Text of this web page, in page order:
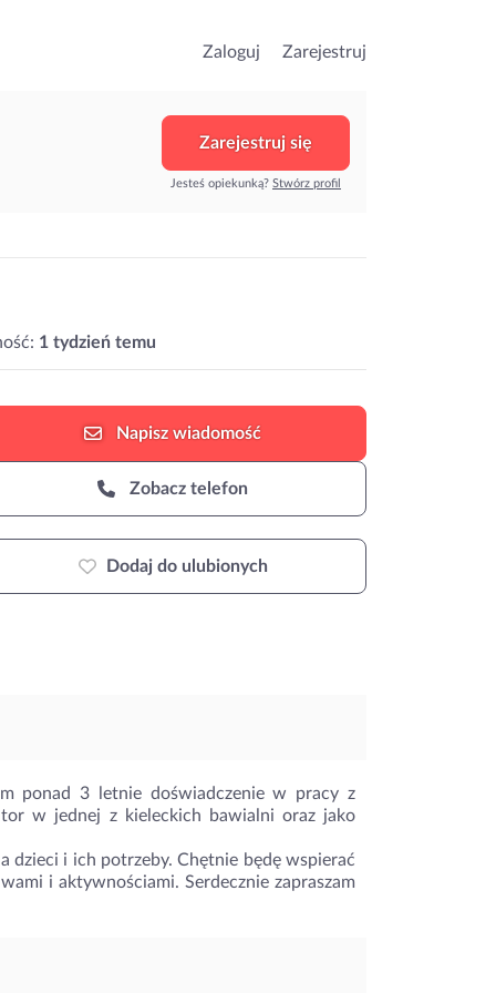
Zaloguj Zarejestruj
Zarejestruj się
Jesteś opiekunką? Stwórz profil
1 tydzień temu
Napisz wiadomość
Zobacz telefon
Dodaj do ulubionych
ponad 3 letnie doświadczenie w pracy z
w jednej z kieleckich bawialni oraz jako
dzieci i ich potrzeby. Chętnie będę wspierać
i aktywnościami. Serdecznie zapraszam